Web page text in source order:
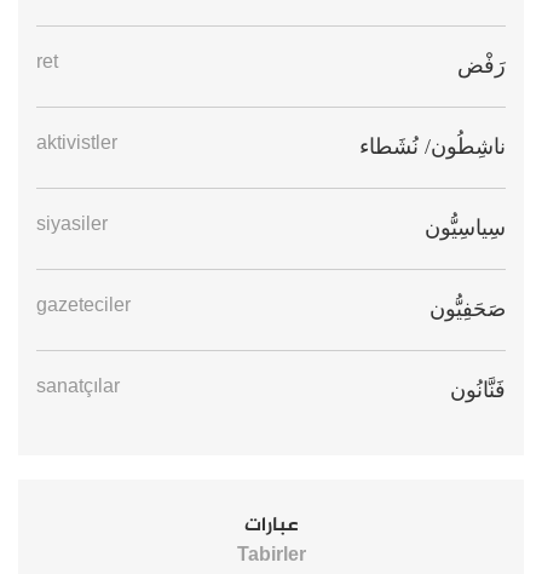
رَفْض ret
ناشِطُون/ نُشَطاء aktivistler
سِياسِيُّون siyasiler
صَحَفِيُّون gazeteciler
فَنَّانُون sanatçılar
عبارات
Tabirler